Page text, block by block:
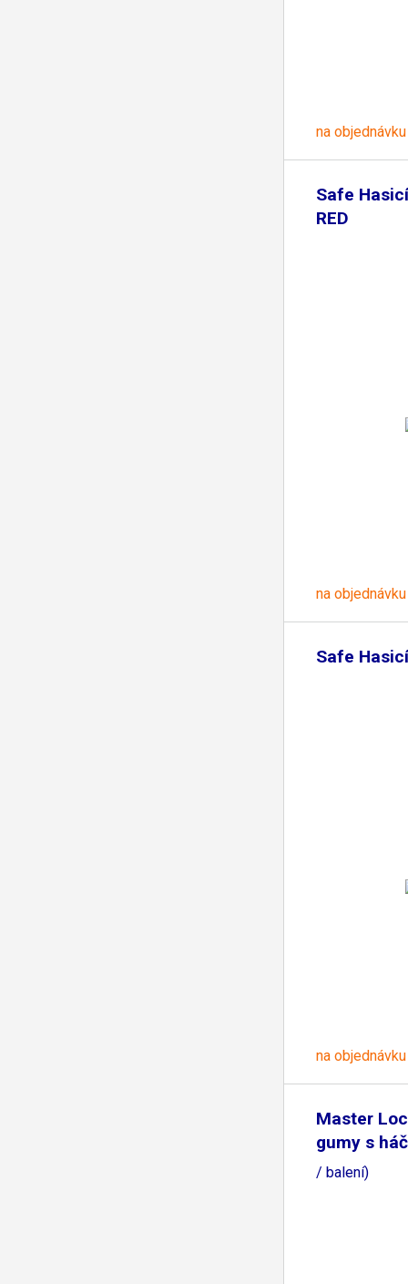
na objednávku
Safe
RED
na objednávku
Safe
na objednávku
Master
gumy s
/ balení)